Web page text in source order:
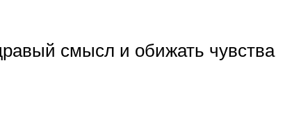
смысл и обижать чувства